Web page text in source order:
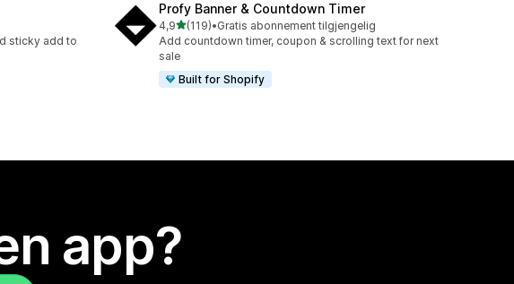
sticky add to
Profy Banner & Countdown Timer
4,9av 5 stjerner
(119)
Totalt 119 omtaler
•Gratis abonnement tilgjengelig
Add countdown timer, coupon & scrolling text for next
sale
Built for Shopify
app?